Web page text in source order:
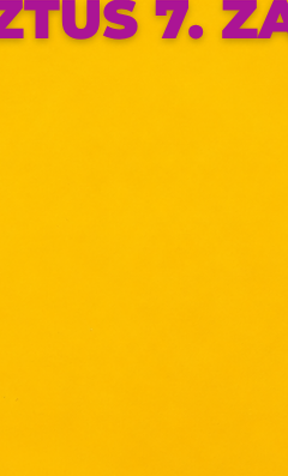
kat (továbbiakban „süti")
tárolnak webes
az Európai Unió országain belül
a felhasználó
a felhasználók